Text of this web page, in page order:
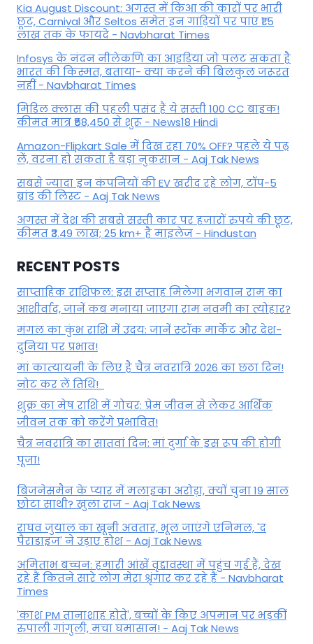
Kia August Discount: अगस्त में किआ की कारों पर भारी
छूट, Carnival और Seltos समेत इन गाड़ियों पर पाएं ₹1.5
लाख तक के फायदे - Navbharat Times
Infosys के नंदन नीलेकणि का आइडिया जो पलट सकता है
भारत की किस्मत, बताया- क्या करने की बिलकुल जरूरत
नहीं - Navbharat Times
मिडिल क्लास की पहली पसंद हैं ये सस्ती 100 CC बाइक!
कीमत मात्र ₹58,450 से शुरू - News18 Hindi
Amazon-Flipkart Sale में दिख रहा 70% OFF? पहले ये पढ़
लें, वरना हो सकता है बड़ा नुकसान - Aaj Tak News
सबसे ज्यादा इन कंपनियों की EV खरीद रहे लोग, टॉप-5
ब्रांड की लिस्ट - Aaj Tak News
अगस्त में देश की सबसे सस्ती कार पर हजारों रुपये की छूट,
कीमत ₹3.49 लाख; 25 km+ है माइलेज - Hindustan
RECENT POSTS
साप्ताहिक राशिफल: इस सप्ताह मिलेगा भगवान राम का
आशीर्वाद, जानें कब मनाया जाएगा राम नवमी का त्योहार?
मंगल का कुंभ राशि में उदय: जानें स्‍टॉक मार्केट और देश-
दुनिया पर प्रभाव!
मां कात्‍यायनी के लिए है चैत्र नवरात्रि 2026 का छठा दिन!
नोट कर लें तिथि!
शुक्र का मेष राशि में गोचर: प्रेम जीवन से लेकर आर्थिक
जीवन तक को करेंगे प्रभावित!
चैत्र नवरात्रि का सातवां दिन: मां दुर्गा के इस रूप की होगी
पूजा!
बिजनेसमैन के प्यार में मलाइका अरोड़ा, क्यों चुना 19 साल
छोटा साथी? खुला राज - Aaj Tak News
राघव जुयाल का खूनी अवतार, भूल जाएंगे एनिमल, 'द
पैराडाइज' ने उड़ाए होश - Aaj Tak News
अमिताभ बच्चन: हमारी आंखें वृद्दावस्था में पहुंच गई हैं, देख
रहे हैं कितने सारे लोग मेरा श्रृंगार कर रहे हैं - Navbharat
Times
'काश PM तानाशाह होते', बच्चों के किए अपमान पर भड़कीं
रुपाली गांगुली, मचा घमासान! - Aaj Tak News